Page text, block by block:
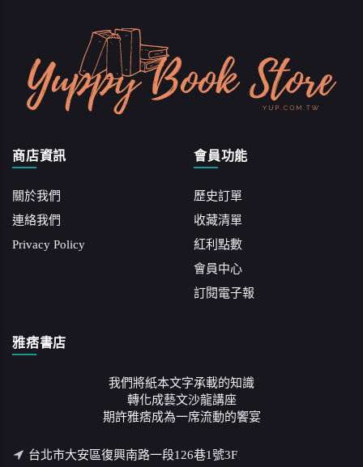
商店資訊
關於我們
連絡我們
Privacy Policy
會員功能
歷史訂單
收藏清單
紅利點數
會員中心
訂閱電子報
雅痞書店
我們將紙本文字承載的知識
轉化成藝文沙龍講座
期許雅痞成為一席流動的饗宴
台北市大安區復興南路一段126巷1號3F